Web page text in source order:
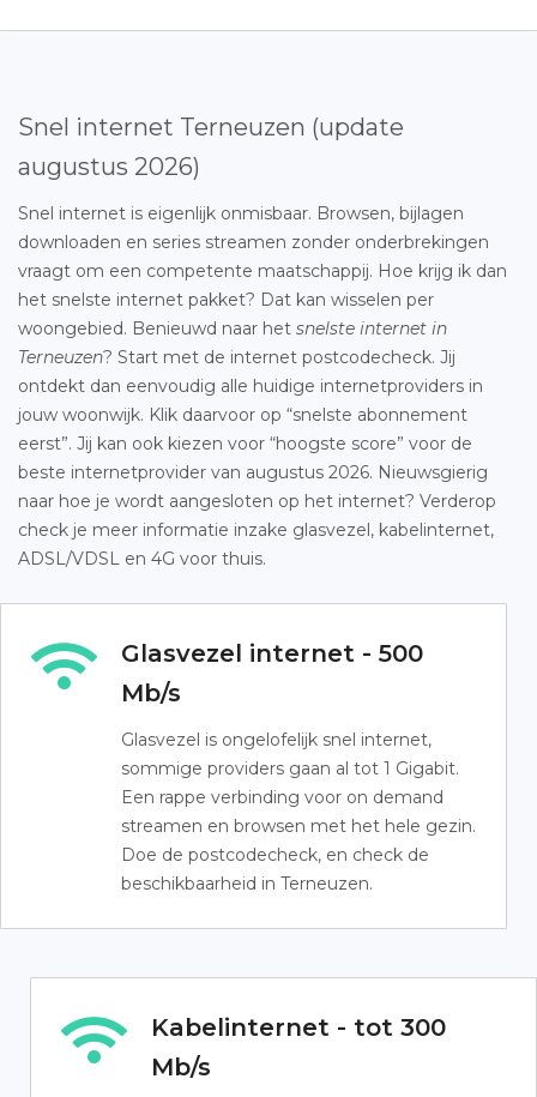
Snel internet Terneuzen (update
augustus 2026)
Snel internet is eigenlijk onmisbaar. Browsen, bijlagen
downloaden en series streamen zonder onderbrekingen
vraagt om een competente maatschappij. Hoe krijg ik dan
het snelste internet pakket? Dat kan wisselen per
woongebied. Benieuwd naar het snelste internet in
Terneuzen? Start met de internet postcodecheck. Jij
ontdekt dan eenvoudig alle huidige internetproviders in
jouw woonwijk. Klik daarvoor op “snelste abonnement
eerst”. Jij kan ook kiezen voor “hoogste score” voor de
beste internetprovider van augustus 2026. Nieuwsgierig
naar hoe je wordt aangesloten op het internet? Verderop
check je meer informatie inzake glasvezel, kabelinternet,
ADSL/VDSL en 4G voor thuis.
Glasvezel internet - 500
Mb/s
Glasvezel is ongelofelijk snel internet,
sommige providers gaan al tot 1 Gigabit.
Een rappe verbinding voor on demand
streamen en browsen met het hele gezin.
Doe de postcodecheck, en check de
beschikbaarheid in Terneuzen.
Kabelinternet - tot 300
Mb/s